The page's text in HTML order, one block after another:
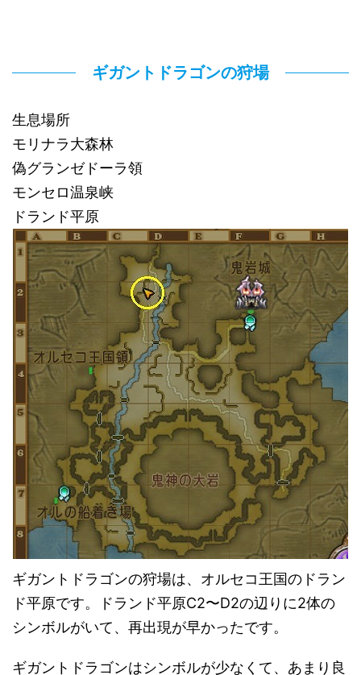
ギガントドラゴンの狩場
生息場所
モリナラ大森林
偽グランゼドーラ領
モンセロ温泉峡
ドランド平原
ギガントドラゴンの狩場は、オルセコ王国のドラン
ド平原です。ドランド平原C2〜D2の辺りに2体の
シンボルがいて、再出現が早かったです。
ギガントドラゴンはシンボルが少なくて、あまり良